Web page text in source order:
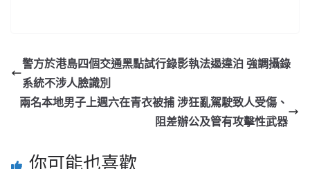
警方於港島四個交通黑點試行錄影執法遏違泊 強調攝錄
系統不涉人臉識別
兩名本地男子上週六在青衣被捕 涉狂亂駕駛致人受傷、
阻差辦公及管有攻擊性武器
你可能也喜歡